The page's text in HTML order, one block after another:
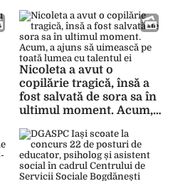
Nicoleta a avut o
copilărie tragică, însă a
fost salvată de sora sa în
ultimul moment. Acum, a
toată lumea cu talentul ei